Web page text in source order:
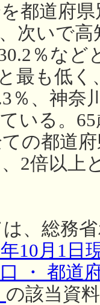
都道府
次いで
％など
最も低
％、神奈
いる。
の都道
2倍以上
、総務
10月1日
・ 都道
の該当資